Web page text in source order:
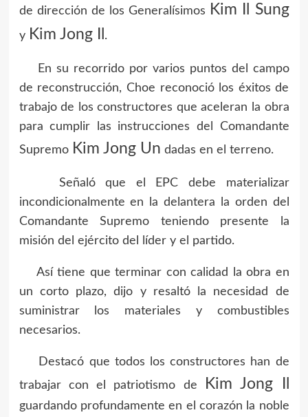
de dirección de los Generalísimos
Kim Il Sung
y Kim Jong Il .
En su recorrido por varios puntos del campo
de reconstrucción, Choe reconoció los éxitos de
trabajo de los constructores que aceleran la obra
para cumplir las instrucciones del Comandante
Supremo Kim Jong Un dadas en el terreno.
Señaló que el EPC debe materializar
incondicionalmente en la delantera la orden del
Comandante Supremo teniendo presente la
misión del ejército del líder y el partido.
Así tiene que terminar con calidad la obra en
un corto plazo, dijo y resaltó la necesidad de
suministrar los materiales y combustibles
necesarios.
Destacó que todos los constructores han de
trabajar con el patriotismo de
Kim Jong Il
guardando profundamente en el corazón la noble